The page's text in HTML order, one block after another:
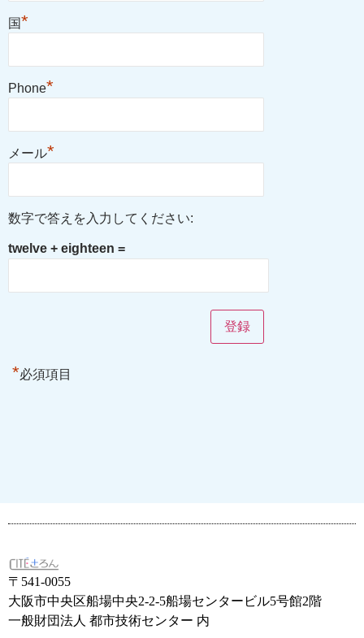
国*
Phone*
メール*
数字で答えを入力してください:
twelve + eighteen =
*必須項目
〒541-0055
大阪市中央区船場中央2-2-5船場センタービル5号館2階
一般財団法人 都市技術センター 内